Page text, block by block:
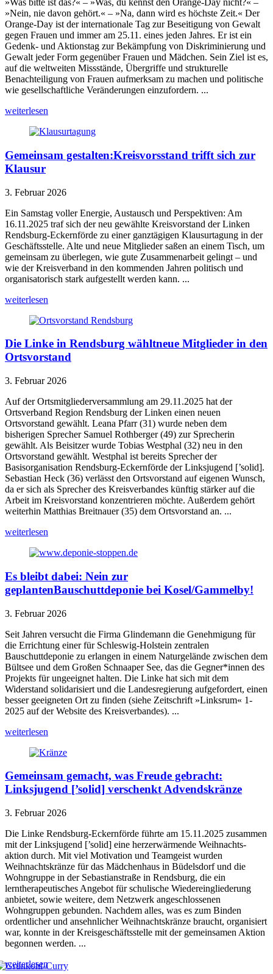
»Was bitte ist das?« – »Was, du kennst den Orange-Day nicht?« –
»Nein, nie davon gehört.« – »Na, dann wird es höchste Zeit.« Der
Orange-Day ist der internationale Tag zur Beseitigung von Gewalt
gegen Frauen und immer am 25.11. eines jeden Jahres. Er ist ein
Gedenk- und Aktionstag zur Bekämpfung von Diskriminierung und
Gewalt jeder Form gegenüber Frauen und Mädchen. Sein Ziel ist es,
auf die weltweiten Missstände, Übergriffe und strukturelle
Benachteiligung von Frauen aufmerksam zu machen und politische
wie gesellschaftliche Veränderungen einzufordern. ...
weiterlesen
Gemeinsam gestalten:Kreisvorsstand trifft sich zur
Klausur
3. Februar 2026
Ein Samstag voller Energie, Austausch und Perspektiven: Am
16.11.2025 traf sich der neu gewählte Kreisvorstand der Linken
Rendsburg-Eckernförde zu einer ganztägigen Klausurtagung in der
Geschäftsstelle. Alte und neue Mitglieder saßen an einem Tisch, um
gemeinsam zu überlegen, wie gute Zusammenarbeit gelingt – und
wie der Kreisverband in den kommenden Jahren politisch und
organisatorisch stark aufgestellt werden kann. ...
weiterlesen
Die Linke in Rendsburg wähltneue Mitglieder in den
Ortsvorstand
3. Februar 2026
Auf der Ortsmitgliederversammlung am 29.11.2025 hat der
Ortsverband Region Rendsburg der Linken einen neuen
Ortsvorstand gewählt. Leana Pfarr (31) wurde neben dem
bisherigen Sprecher Samuel Rothberger (49) zur Sprecherin
gewählt. Als Beisitzer wurde Tobias Westphal (32) neu in den
Ortsvorstand gewählt. Westphal ist bereits Sprecher der
Basisorganisation Rendsburg-Eckernförde der Linksjugend [’solid].
Sebastian Heck (36) verlässt den Ortsvorstand auf eigenen Wunsch,
da er sich als Sprecher des Kreisverbandes künftig stärker auf die
Arbeit im Kreisvorstand konzentrieren möchte. Außerdem gehört
weiterhin Matthias Breitnauer (35) dem Ortsvorstand an. ...
weiterlesen
Es bleibt dabei: Nein zur
geplantenBauschuttdeponie bei Kosel/Gammelby!
3. Februar 2026
Seit Jahren versucht die Firma Glindemann die Genehmigung für
die Errichtung einer für Schleswig-Holstein zentralen
Bauschuttdeponie zu erlangen in einem Naturgelände zwischen dem
Bültsee und dem Großen Schnaaper See, das die Gegner*innen des
Projekts für ungeeignet halten. Die Linke hat sich mit dem
Widerstand solidarisiert und die Landesregierung aufgefordert, einen
besser geeigneten Ort zu finden (siehe Zeitschrift »Linksrum« 1-
2025 auf der Website des Kreisverbandes). ...
weiterlesen
Gemeinsam gemacht, was Freude gebracht:
Linksjugend [’solid] verschenkt Advendskränze
3. Februar 2026
Die Linke Rendsburg-Eckernförde führte am 15.11.2025 zusammen
mit der Linksjugend [’solid] eine herzerwärmende Weihnachts-
aktion durch. Mit viel Motivation und Teamgeist wurden
Weihnachtskränze für das Mädchenhaus in Büdelsdorf und die
Wohngruppe in der Sebastianstraße in Rendsburg, die ein
lerntherapeutisches Angebot für schulische Wiedereingliederung
anbietet, sowie weitere, dem Netzwerk angeschlossenen
Wohngruppen gebunden. Nachdem alles, was es zum Binden
ordentlicher und ansehnlicher Weihnachtskränze braucht, organisiert
war, konnte in der Kreisgeschäftsstelle mit der gemeinsamen Aktion
begonnen werden. ...
weiterlesen